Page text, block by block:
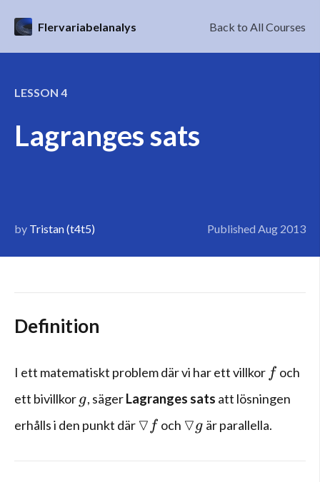
Flervariabelanalys Back to All Courses
LESSON 4
Lagranges sats
by Tristan (t4t5) Published Aug 2013
Definition
I ett matematiskt problem där vi har ett villkor ff och
ett bivillkorg
g, sägerLagranges sats att lösningen
erhålls i den punkt där \triangledown f
▽ f och \triangledown g
▽g är parallella.